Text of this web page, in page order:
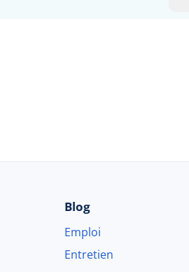
Blog
Emploi
Entretien